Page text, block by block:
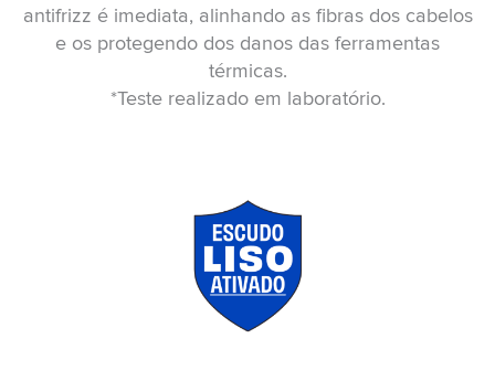
antifrizz é imediata, alinhando as fibras dos cabelos
e os protegendo dos danos das ferramentas
térmicas.
*Teste realizado em laboratório.